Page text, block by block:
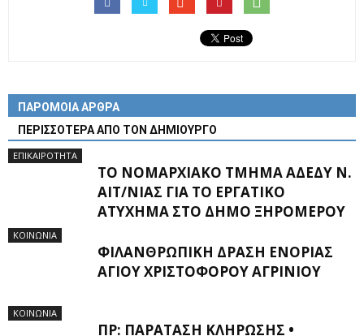
ΠΑΡΟΜΟΙΑ ΑΡΘΡΑ
ΠΕΡΙΣΣΟΤΕΡΑ ΑΠΟ ΤΟΝ ΔΗΜΙΟΥΡΓΟ
ΕΠΙΚΑΙΡΟΤΗΤΑ
ΤΟ ΝΟΜΑΡΧΙΑΚΌ ΤΜΉΜΑ ΑΔΕΔΥ Ν.
ΑΙΤ/ΝΊΑΣ ΓΙΑ ΤΟ ΕΡΓΑΤΙΚΌ
ΑΤΎΧΗΜΑ ΣΤΟ ΔΉΜΟ ΞΗΡΟΜΈΡΟΥ
ΚΟΙΝΩΝΙΑ
ΦΙΛΑΝΘΡΩΠΙΚΉ ΔΡΆΣΗ ΕΝΟΡΊΑΣ
ΑΓΊΟΥ ΧΡΙΣΤΟΦΌΡΟΥ ΑΓΡΙΝΊΟΥ
ΚΟΙΝΩΝΙΑ
ΠΡ: ΠΑΡΆΤΑΣΗ ΚΛΉΡΩΣΗΣ •